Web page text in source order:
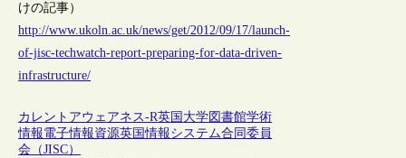
けの記事）
http://www.ukoln.ac.uk/news/get/2012/09/17/launch-
of-jisc-techwatch-report-preparing-for-data-driven-
infrastructure/
カレントアウェアネス-R英国 大学図書館学術
情報電子情報資源英国情報システム合同委員
会（JISC）